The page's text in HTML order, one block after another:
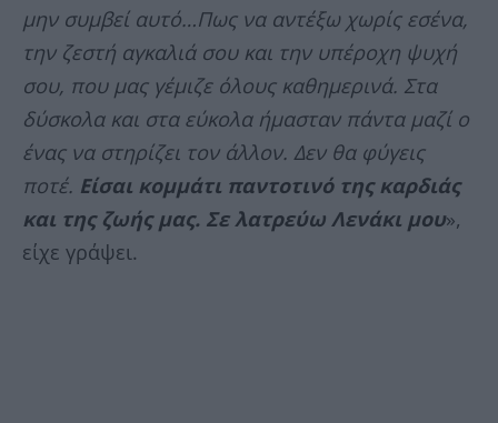
μην συμβεί αυτό…Πως να αντέξω χωρίς εσένα,
την ζεστή αγκαλιά σου και την υπέροχη ψυχή
σου, που μας γέμιζε όλους καθημερινά. Στα
δύσκολα και στα εύκολα ήμασταν πάντα μαζί ο
ένας να στηρίζει τον άλλον. Δεν θα φύγεις
ποτέ. Είσαι κομμάτι παντοτινό της καρδιάς
και της ζωής μας. Σε λατρεύω Λενάκι μου»,
είχε γράψει.